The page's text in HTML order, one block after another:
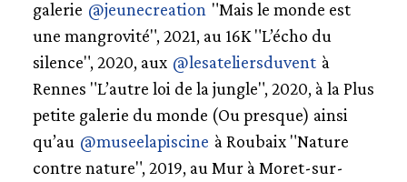
galerie @jeunecreation "Mais le monde est
une mangrovité", 2021, au 16K "L’écho du
silence", 2020, aux @lesateliersduvent à
Rennes "L’autre loi de la jungle", 2020, à la Plus
petite galerie du monde (Ou presque) ainsi
qu’au @museelapiscine à Roubaix "Nature
contre nature", 2019, au Mur à Moret-sur-